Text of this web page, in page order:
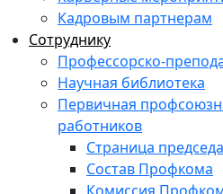
Кадровым партнерам
Сотруднику
Профессорско-
Научная библиотека
Первичная
работников
Страница
Состав Профкома